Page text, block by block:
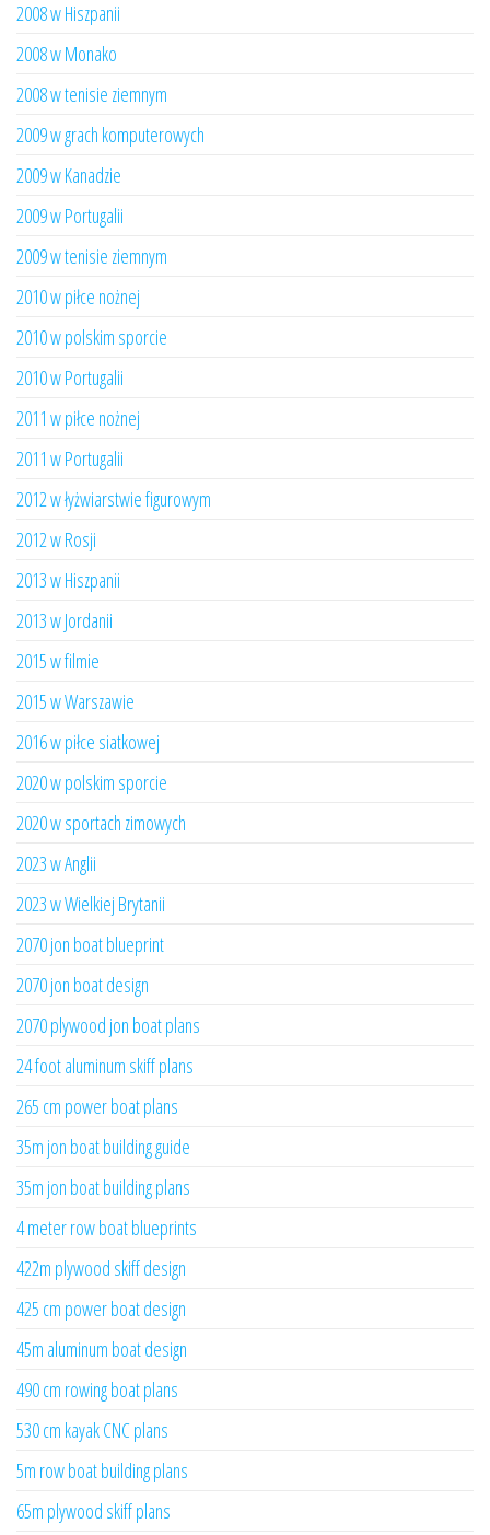
2008 w Hiszpanii
2008 w Monako
2008 w tenisie ziemnym
2009 w grach komputerowych
2009 w Kanadzie
2009 w Portugalii
2009 w tenisie ziemnym
2010 w piłce nożnej
2010 w polskim sporcie
2010 w Portugalii
2011 w piłce nożnej
2011 w Portugalii
2012 w łyżwiarstwie figurowym
2012 w Rosji
2013 w Hiszpanii
2013 w Jordanii
2015 w filmie
2015 w Warszawie
2016 w piłce siatkowej
2020 w polskim sporcie
2020 w sportach zimowych
2023 w Anglii
2023 w Wielkiej Brytanii
2070 jon boat blueprint
2070 jon boat design
2070 plywood jon boat plans
24 foot aluminum skiff plans
265 cm power boat plans
35m jon boat building guide
35m jon boat building plans
4 meter row boat blueprints
422m plywood skiff design
425 cm power boat design
45m aluminum boat design
490 cm rowing boat plans
530 cm kayak CNC plans
5m row boat building plans
65m plywood skiff plans